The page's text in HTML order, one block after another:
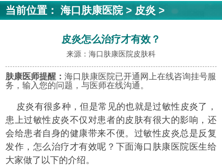
当前位置：海口肤康医院> 皮炎 >
皮炎怎么治疗才有效？
来源：海口肤康医院皮肤科
肤康医师提醒：海口肤康医院已开通网上在线咨询挂号服
务，输入您的问题，与医师在线沟通。
皮炎有很多种，但是常见的也就是过敏性皮炎了，
患上过敏性皮炎不仅对患者的皮肤有很大的影响，还
会给患者自身的健康带来不便。过敏性皮炎总是反复
发作，怎么治疗才有效呢？下面海口肤康医院医生给
大家做了以下的介绍。